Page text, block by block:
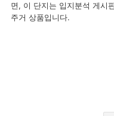
면, 이 단지는 입지분석 게시
주거 상품입니다.